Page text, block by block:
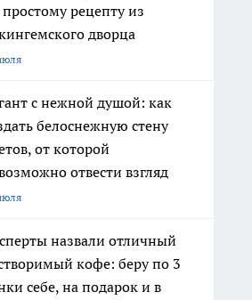
рецепту из
дворца
с нежной душой: как
белоснежную стену
от которой
отвести взгляд
назвали отличный
кофе: беру по 3
себе, на подарок и в